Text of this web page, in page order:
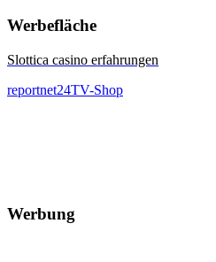
Werbefläche
Slottica casino erfahrungen
reportnet24TV-Shop
Werbung